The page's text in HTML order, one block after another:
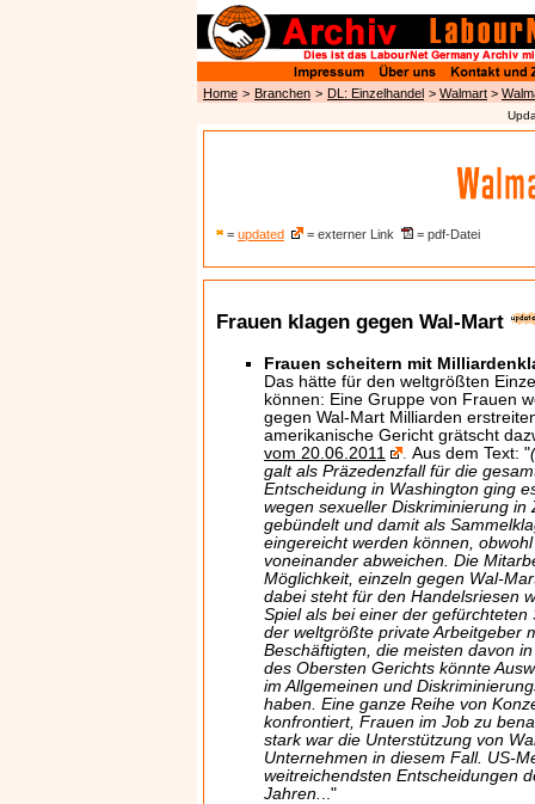
Home > Branchen > DL: Einzelhandel > Walmart >
= updated = externer Link = pdf-Datei
Frauen klagen gegen Wal-Mart
Frauen scheitern mit
Das hätte für den weltgrößten
können: Eine Gruppe von Frauen
gegen Wal-Mart Milliarden
amerikanische Gericht grätscht
vom 20.06.2011
. Aus dem Text: "
galt als Präzedenzfall für die
Entscheidung in Washington ging
wegen sexueller Diskriminierung in
gebündelt und damit als
eingereicht werden können,
voneinander abweichen. Die
Möglichkeit, einzeln gegen Wal-
dabei steht für den Handelsriesen
Spiel als bei einer der
der weltgrößte private Arbeitgeber
Beschäftigten, die meisten davon
des Obersten Gerichts könnte
im Allgemeinen und
haben. Eine ganze Reihe von
konfrontiert, Frauen im Job zu
stark war die Unterstützung von
Unternehmen in diesem Fall. US-
weitreichendsten Entscheidungen
Jahren. .."